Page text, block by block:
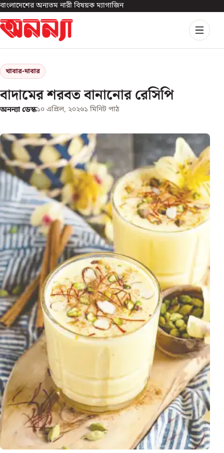
বাংলাদেশের অন্যতম নারী বিষয়ক ম্যাগাজিন
খাবার-দাবার
বাদামের শরবত বানানোর রেসিপি
অনন্যা ডেস্ক১০ এপ্রিল, ২০২৬১ মিনিট পাঠ